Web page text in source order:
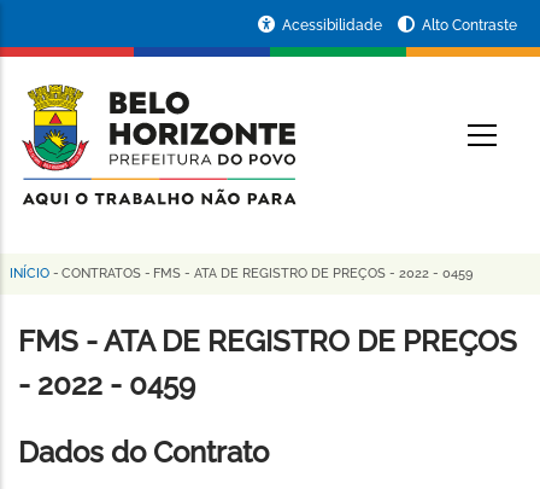
conteúdo
principal
da
Prefeitura
de
Horizonte
Acessibilidade Alto Contraste
Trilha
de
navegação
INÍCIO - CONTRATOS - FMS - ATA DE REGISTRO DE PREÇOS - 2022 - 0459
FMS - ATA DE REGISTRO DE PREÇOS
- 2022 - 0459
Dados do Contrato